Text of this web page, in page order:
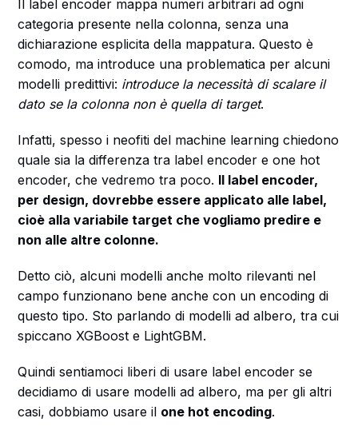
Il label encoder mappa numeri arbitrari ad ogni
categoria presente nella colonna, senza una
dichiarazione esplicita della mappatura. Questo è
comodo, ma introduce una problematica per alcuni
modelli predittivi: introduce la necessità di scalare il
dato se la colonna non è quella di target.
Infatti, spesso i neofiti del machine learning chiedono
quale sia la differenza tra label encoder e one hot
encoder, che vedremo tra poco. Il label encoder,
per design, dovrebbe essere applicato alle label,
cioè alla variabile target che vogliamo predire e
non alle altre colonne.
Detto ciò, alcuni modelli anche molto rilevanti nel
campo funzionano bene anche con un encoding di
questo tipo. Sto parlando di modelli ad albero, tra cui
spiccano XGBoost e LightGBM.
Quindi sentiamoci liberi di usare label encoder se
decidiamo di usare modelli ad albero, ma per gli altri
casi, dobbiamo usare il one hot encoding.